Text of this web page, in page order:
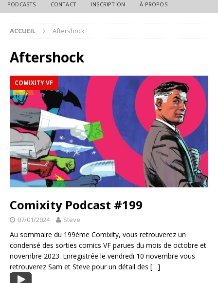
PODCASTS CONTACT INSCRIPTION À PROPOS
ACCUEIL Aftershock
Aftershock
COMIXITY VF
Comixity Podcast #199
07/01/2024 Steve
Au sommaire du 199ème Comixity, vous retrouverez un
condensé des sorties comics VF parues du mois de octobre et
novembre 2023. Enregistrée le vendredi 10 novembre vous
retrouverez Sam et Steve pour un détail des […]